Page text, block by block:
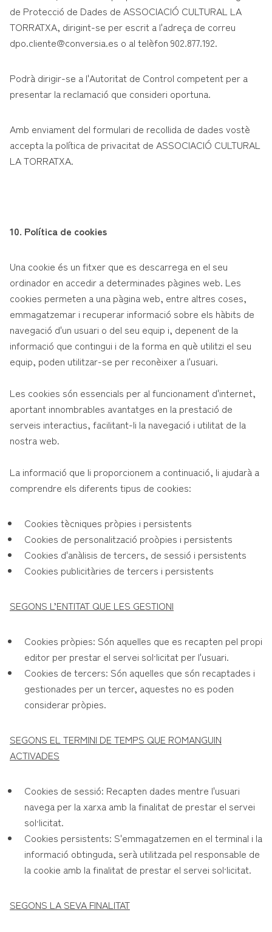
de Protecció de Dades de ASSOCIACIÓ CULTURAL LA
TORRATXA, dirigint-se per escrit a l'adreça de correu
dpo.cliente@conversia.es o al telèfon 902.877.192.
Podrà dirigir-se a l'Autoritat de Control competent per a
presentar la reclamació que consideri oportuna.
Amb enviament del formulari de recollida de dades vostè
accepta la política de privacitat de ASSOCIACIÓ CULTURAL
LA TORRATXA.
10. Política de cookies
Una cookie és un fitxer que es descarrega en el seu
ordinador en accedir a determinades pàgines web. Les
cookies permeten a una pàgina web, entre altres coses,
emmagatzemar i recuperar informació sobre els hàbits de
navegació d'un usuari o del seu equip i, depenent de la
informació que contingui i de la forma en què utilitzi el seu
equip, poden utilitzar-se per reconèixer a l'usuari.
Les cookies són essencials per al funcionament d'internet,
aportant innombrables avantatges en la prestació de
serveis interactius, facilitant-li la navegació i utilitat de la
nostra web.
La informació que li proporcionem a continuació, li ajudarà a
comprendre els diferents tipus de cookies:
Cookies tècniques pròpies i persistents
Cookies de personalització proòpies i persistents
Cookies d'anàlisis de tercers, de sessió i persistents
Cookies publicitàries de tercers i persistents
SEGONS L’ENTITAT QUE LES GESTIONI
Cookies pròpies: Són aquelles que es recapten pel propi
editor per prestar el servei sol·licitat per l'usuari.
Cookies de tercers: Són aquelles que són recaptades i
gestionades per un tercer, aquestes no es poden
considerar pròpies.
SEGONS EL TERMINI DE TEMPS QUE ROMANGUIN
ACTIVADES
Cookies de sessió: Recapten dades mentre l'usuari
navega per la xarxa amb la finalitat de prestar el servei
sol·licitat.
Cookies persistents: S'emmagatzemen en el terminal i la
informació obtinguda, serà utilitzada pel responsable de
la cookie amb la finalitat de prestar el servei sol·licitat.
SEGONS LA SEVA FINALITAT